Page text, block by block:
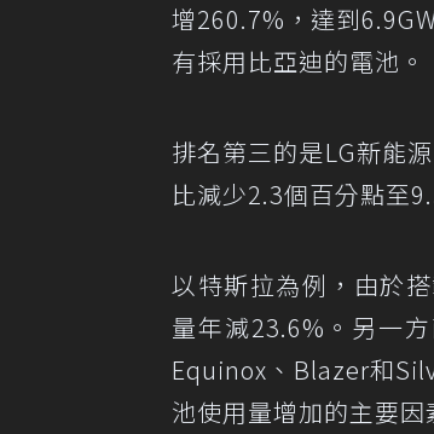
增260.7%，達到
有採用比亞迪的電池。
排名第三的是LG新能
比減少2.3個百分點至
以特斯拉為例，由於
量年減23.6%。另一
Equinox、Blazer和
池使用量增加的主要因